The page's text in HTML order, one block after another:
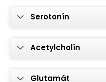
Serotonín
Acetylcholín
Glutamát